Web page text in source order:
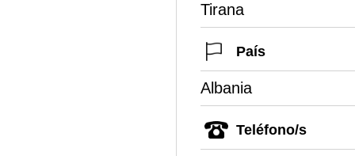
Tirana
País
Albania
Teléfono/s